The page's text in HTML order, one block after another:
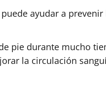
ayudar a prevenir
pie durante mucho
la circulación